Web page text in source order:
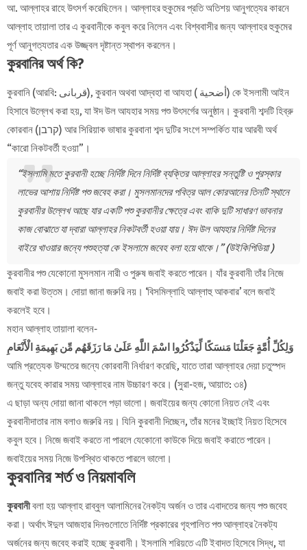
আ. আল্লাহর রাহে উৎসর্গ করেছিলেন। আল্লাহর হুকুমের প্রতি অতিশয় আনুগত্যের কারনে
আল্লাহ তায়ালা তার এ কুরবানীকে কবুল করে নিলেন এবং বিশ্ববাসীর জন্য আল্লাহর হুকুমের
পূর্ণ আনুগত্যতার এক উজ্জ্বল দৃষ্টান্ত স্থাপন করলেন।
কুরবানির অর্থ কি?
কুরবানি (আরবি: قربانى‎‎), কুরবান অথবা আদ্বহা বা আযহা ( أضحية) কে ইসলামী আইন
হিসাবে উল্লেখ করা হয়, যা ঈদ উল আযহার সময় পশু উৎসর্গের অনুষ্ঠান। কুরবানী শব্দটি হিব্রু
কোরবান (קרבן‬) আর সিরিয়াক ভাষার কুরবানা শব্দ দুটির সংগে সম্পর্কিত যার আরবী অর্থ
“কারো নিকটবর্তী হওয়া”।
“ইসলামি মতে কুরবানী হচ্ছে নির্দিষ্ট দিনে নির্দিষ্ট ব্যক্তির আল্লাহর সন্তুষ্টি ও পুরস্কার
লাভের আশায় নির্দিষ্ট পশু জবেহ করা। মুসলমানদের পবিত্র আল কোরআনের তিনটি স্থানে
কুরবানীর উল্লেখ আছে যার একটি পশু কুরবানীর ক্ষেত্রে এবং বাকি দুটি সাধারণ ভাবনার
কাজ বোঝাতে যা দ্বারা আল্লাহর নিকটবর্তী হওয়া যায়। ঈদ উল আযহার নির্দিষ্ট দিনের
বাইরে খাওয়ার জন্যে পশুহত্যা কে ইসলামে জবেহ বলা হয়ে থাকে।” (উইকিপিডিয়া )
কুরবানীর পশু যেকোনো মুসলমান নারী ও পুরুষ জবাই করতে পারেন। যাঁর কুরবানী তাঁর নিজে
জবাই করা উত্তম। দোয়া জানা জরুরি নয়। ‘বিসমিল্লাহি আল্লাহু আকবার’ বলে জবাই
করলেই হবে।
মহান আল্লাহ তায়ালা বলেন-
وَلِكُلِّ أُمَّةٍ جَعَلْنَا مَنسَكًا لِّيَذْكُرُوا اسْمَ اللَّهِ عَلَىٰ مَا رَزَقَهُم مِّن بَهِيمَةِ الْأَنْعَامِ
আমি প্রত্যেক উম্মতের জন্যে কোরবানী নির্ধারণ করেছি, যাতে তারা আল্লাহর দেয়া চতুস্পদ
জন্তু যবেহ কারার সময় আল্লাহর নাম উচ্চারণ করে। (সুরা-হজ, আয়াত: ৩৪)
এ ছাড়া অন্য দোয়া জানা থাকলে পড়া ভালো। জবাইয়ের জন্য কোনো নিয়ত নেই এবং
কুরবানীদাতার নাম বলাও জরুরি নয়। যিনি কুরবানী দিচ্ছেন, তাঁর মনের ইচ্ছাই নিয়ত হিসেবে
কবুল হবে। নিজে জবাই করতে না পারলে যেকোনো কাউকে দিয়ে জবাই করাতে পারেন।
জবাইয়ের সময় নিজে উপস্থিত থাকতে পারলে ভালো।
কুরবানির শর্ত ও নিয়মাবলি
কুরবানীবলা হয় আল্লাহ রাব্বুল আলামিনের নৈকট্য অর্জন ও তার এবাদতের জন্য পশু জবেহ
করা। অর্থাৎ ঈদুল আজহার দিনগুলোতে নির্দিষ্ট প্রকারের গৃহপালিত পশু আল্লাহর নৈকট্য
অর্জনের জন্য জবেহ করাই হচ্ছে কুরবানী। ইসলামি শরিয়তে এটি ইবাদত হিসেবে সিদ্ধ, যা